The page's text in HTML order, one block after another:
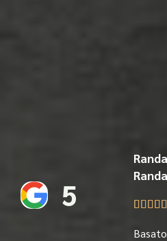
5     